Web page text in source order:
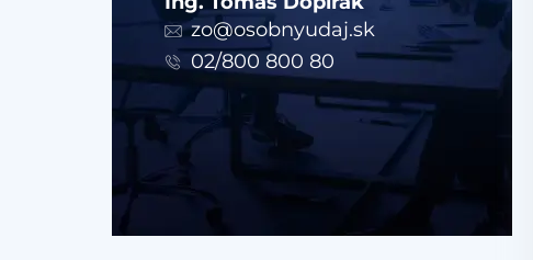
zo@osobnyudaj.sk
02/800 800 80